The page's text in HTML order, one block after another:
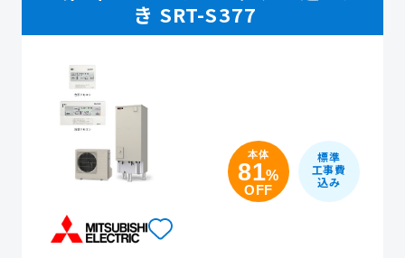
き SRT-S377
本体
81%
OFF
標準
工事費
込み